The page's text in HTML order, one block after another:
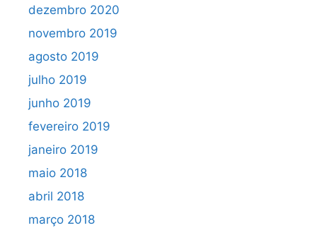
dezembro 2020
novembro 2019
agosto 2019
julho 2019
junho 2019
fevereiro 2019
janeiro 2019
maio 2018
abril 2018
março 2018